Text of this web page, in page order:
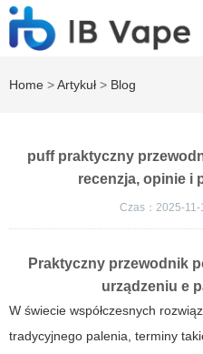
Home >Artykuł > Blog
puff praktyczny
recenzja, opinie i
Czas：2025-11-
Praktyczny przewodnik
urządzeniu e
W świecie współczesnych
tradycyjnego palenia, terminy